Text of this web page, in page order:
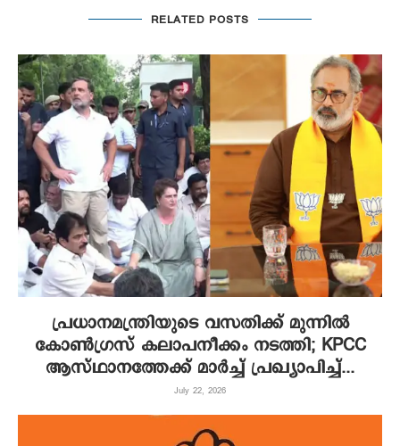
RELATED POSTS
പ്രധാനമന്ത്രിയുടെ വസതിക്ക് മുന്നിൽ
കോൺഗ്രസ് കലാപനീക്കം നടത്തി; KPCC
ആസ്ഥാനത്തേക്ക് മാർച്ച് പ്രഖ്യാപിച്ച്...
July 22, 2026